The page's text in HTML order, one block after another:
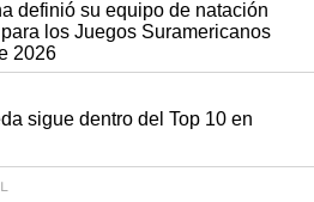
definió su equipo de natación
los Juegos Suramericanos
2026
sigue dentro del Top 10 en